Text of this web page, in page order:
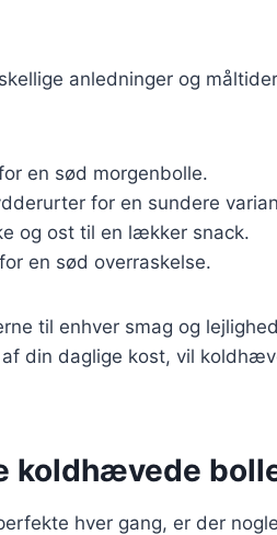
anledninger og
en sød morgenbolle.
for en sundere
og ost til en lækker snack.
en sød overraskelse.
til enhver smag og
din daglige kost, vil
koldhævede
hver gang, er der